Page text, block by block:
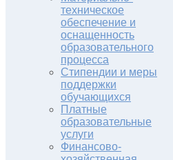
техническое
обеспечение и
оснащенность
образовательного
процесса
Стипендии и меры
поддержки
обучающихся
Платные
образовательные
услуги
Финансово-